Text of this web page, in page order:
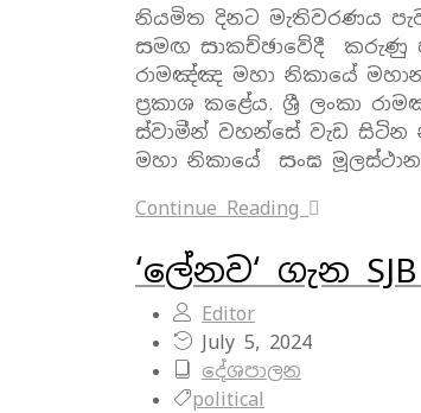
නියමිත දිනට මැතිවරණය
සමඟ සාකච්ඡාවේදී කරුණු
රාමඤ්ඤ මහා නිකායේ
ප්‍රකාශ කළේය. ශ්‍රී ලංකා
ස්වාමීන් වහන්සේ වැඩ සිටින
මහා නිකායේ සංඝ
Continue Reading
‘ලේනව‘ ගැන
Editor
July 5, 2024
දේශපාලන
political